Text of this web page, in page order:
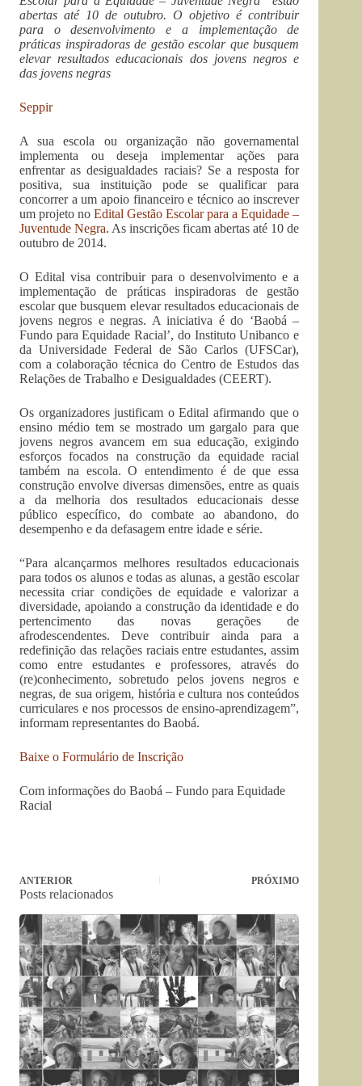
abertas até 10 de outubro. O objetivo é contribuir
para o desenvolvimento e a implementação de
práticas inspiradoras de gestão escolar que busquem
elevar resultados educacionais dos jovens negros e
das jovens negras
Seppir
A sua escola ou organização não governamental
implementa ou deseja implementar ações para
enfrentar as desigualdades raciais? Se a resposta for
positiva, sua instituição pode se qualificar para
concorrer a um apoio financeiro e técnico ao inscrever
um projeto noEdital Gestão Escolar para a Equidade –
Juventude Negra. As inscrições ficam abertas até 10 de
outubro de 2014.
O Edital visa contribuir para o desenvolvimento e a
implementação de práticas inspiradoras de gestão
escolar que busquem elevar resultados educacionais de
jovens negros e negras. A iniciativa é do ‘Baobá –
Fundo para Equidade Racial’, do Instituto Unibanco e
da Universidade Federal de São Carlos (UFSCar),
com a colaboração técnica do Centro de Estudos das
Relações de Trabalho e Desigualdades (CEERT).
Os organizadores justificam o Edital afirmando que o
ensino médio tem se mostrado um gargalo para que
jovens negros avancem em sua educação, exigindo
esforços focados na construção da equidade racial
também na escola. O entendimento é de que essa
construção envolve diversas dimensões, entre as quais
a da melhoria dos resultados educacionais desse
público específico, do combate ao abandono, do
desempenho e da defasagem entre idade e série.
“Para alcançarmos melhores resultados educacionais
para todos os alunos e todas as alunas, a gestão escolar
necessita criar condições de equidade e valorizar a
diversidade, apoiando a construção da identidade e do
pertencimento das novas gerações de
afrodescendentes. Deve contribuir ainda para a
redefinição das relações raciais entre estudantes, assim
como entre estudantes e professores, através do
(re)conhecimento, sobretudo pelos jovens negros e
negras, de sua origem, história e cultura nos conteúdos
curriculares e nos processos de ensino-aprendizagem”,
informam representantes do Baobá.
Baixe o Formulário de Inscrição
Com informações do Baobá – Fundo para Equidade
Racial
ANTERIOR PRÓXIMO
Posts relacionados